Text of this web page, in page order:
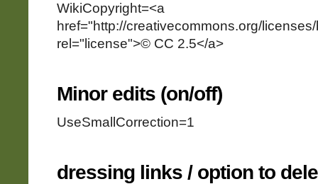
WikiCopyright=<a
href="http://creativecommons.org/
rel="license">© CC 2.5</a>
Minor edits (on/off)
UseSmallCorrection=1
dressing links / option to